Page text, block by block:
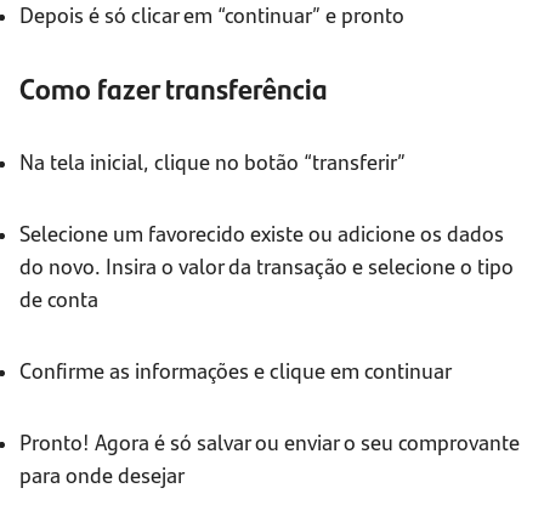
Depois é só clicar em “continuar” e pronto
Como fazer transferência
Na tela inicial, clique no botão “transferir”
Selecione um favorecido existe ou adicione os dados
do novo. Insira o valor da transação e selecione o tipo
de conta
Confirme as informações e clique em continuar
Pronto! Agora é só salvar ou enviar o seu comprovante
para onde desejar